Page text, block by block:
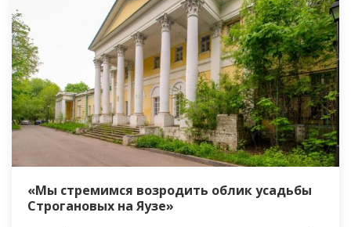
«Мы стремимся возродить облик усадьбы
Строгановых на Яузе»